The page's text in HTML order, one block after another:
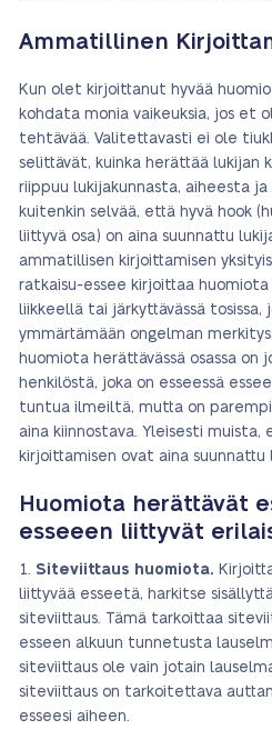
Ammatillinen
Kun olet kirjoittanut hyvää
kohdata monia vaikeuksia, jos
tehtävää. Valitettavasti ei ole
selittävät, kuinka herättää lukijan
riippuu lukijakunnasta, aiheesta
kuitenkin selvää, että hyvä hook
liittyvä osa) on aina suunnattu
ammatillisen kirjoittamisen
ratkaisu-essee kirjoittaa huomiota
liikkeellä tai järkyttävässä
ymmärtämään ongelman
huomiota herättävässä osassa on
henkilöstä, joka on esseessä
tuntua ilmeiltä, mutta on
aina kiinnostava. Yleisesti muista,
kirjoittamisen ovat aina suunnattu
Huomiota herättävät
esseeen liittyvät
Siteviittaus huomiota.
liittyvää esseetä, harkitse
siteviittaus. Tämä tarkoittaa
esseen alkuun tunnetusta
siteviittaus ole vain jotain
siteviittaus on tarkoitettava
esseesi aiheen.